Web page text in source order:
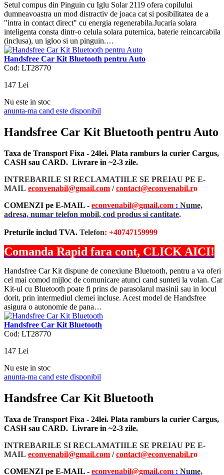
Setul compus din Pinguin cu Iglu Solar 2119 ofera copilului
dumneavoastra un mod distractiv de joaca cat si posibilitatea de a
"intra in contact direct" cu energia regenerabila.Jucaria solara
inteligenta consta dintr-o celula solara puternica, baterie reincarcabila
(inclusa), un igloo si un pinguin.…
Handsfree Car Kit Bluetooth pentru Auto
Cod: LT28770
147 Lei
Nu este in stoc
anunta-ma cand este disponibil
Handsfree Car Kit Bluetooth pentru Auto
Taxa de Transport Fixa - 24lei. Plata ramburs la curier Cargus,
CASH sau CARD. Livrare in ~2-3 zile.
INTREBARILE SI RECLAMATIILE SE PREIAU PE E-
MAIL econvenabil@gmail.com /contact@econvenabil.ro
COMENZI pe E-MAIL - econvenabil@gmail.com : Nume,
adresa, numar telefon mobil, cod produs si cantitate.
Preturile includ TVA. Telefon: +40747159999
Comanda Rapid fara cont, CLICK AICI!
Handsfree Car Kit dispune de conexiune Bluetooth, pentru a va oferi
cel mai comod mijloc de comunicare atunci cand sunteti la volan. Car
Kit-ul cu Bluetooth poate fi prins de parasolarul masinii sau in locul
dorit, prin intermediul clemei incluse. Acest model de Handsfree
asigura o autonomie de pana…
Handsfree Car Kit Bluetooth
Cod: LT28770
147 Lei
Nu este in stoc
anunta-ma cand este disponibil
Handsfree Car Kit Bluetooth
Taxa de Transport Fixa - 24lei. Plata ramburs la curier Cargus,
CASH sau CARD. Livrare in ~2-3 zile.
INTREBARILE SI RECLAMATIILE SE PREIAU PE E-
MAIL econvenabil@gmail.com /contact@econvenabil.ro
COMENZI pe E-MAIL - econvenabil@gmail.com : Nume,